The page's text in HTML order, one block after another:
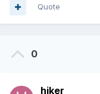
Quote
0
hiker